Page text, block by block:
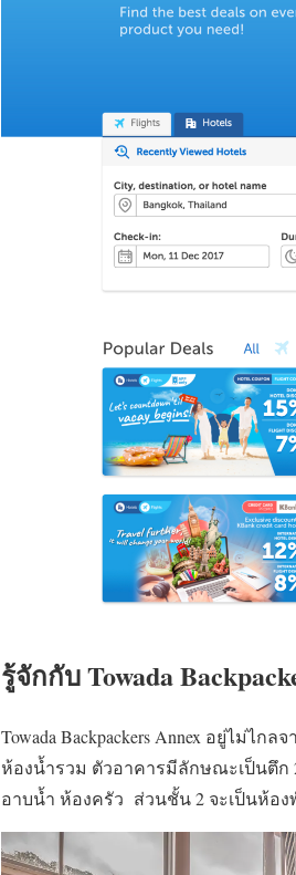
รู้จักกับ Towada
Towada Backpackers Annex อยู่ไม่ไ
ห้องน้ำรวม ตัวอาคารมีลักษณะเป็นตึก
อาบน้ำ ห้องครัว ส่วนชั้น 2 จะเป็นห้อ